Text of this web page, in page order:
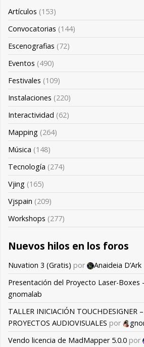
Artículos (153)
Convocatorias (144)
Escenografias (72)
Eventos (490)
Festivales (109)
Instalaciones (220)
Interactividad (62)
Mapping (264)
Música (148)
Tecnología (274)
Vjing (165)
Vjspain (209)
Workshops (277)
Nuevos hilos en los foros
Nuvation 3 (Gratis) por
Anaideia D’Ark
Presentación del Proyecto Laser-Boxes
gnomalab
TALLER INICIACIÓN TOUCHDESIGNER
PROYECTOS AUDIOVISUALES por
Vendo licencia de MadMapper 5.0.0 por